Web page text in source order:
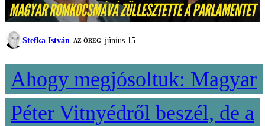
Stefka István AZ ÖREG június 15.
Ahogy megjósoltuk: Magyar
Péter Vitnyédről beszél, de a